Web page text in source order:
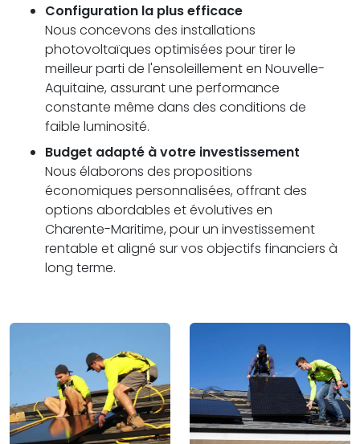
Configuration la plus efficace
Nous concevons des installations
photovoltaïques optimisées pour tirer le
meilleur parti de l'ensoleillement en Nouvelle-
Aquitaine, assurant une performance
constante même dans des conditions de
faible luminosité.
Budget adapté à votre investissement
Nous élaborons des propositions
économiques personnalisées, offrant des
options abordables et évolutives en
Charente-Maritime, pour un investissement
rentable et aligné sur vos objectifs financiers à
long terme.